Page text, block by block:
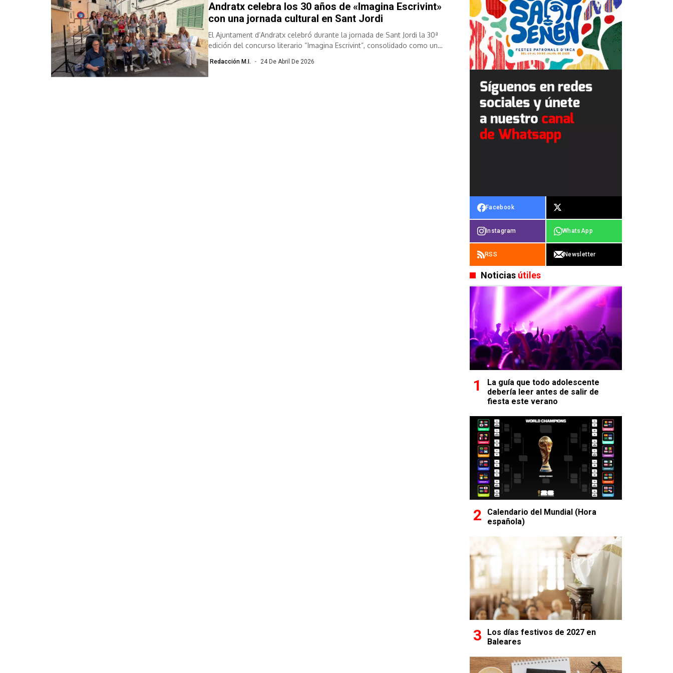
Andratx celebra los 30 años de «Imagina Escrivint»
con una jornada cultural en Sant Jordi
El Ajuntament d’Andratx celebró durante la jornada de Sant Jordi la 30ª
edición del concurso literario “Imagina Escrivint”, consolidado como una
Redacción M.I. 24 De Abril De 2026
Facebook
Instagram WhatsApp
RSS Newsletter
Noticias útiles
La guía que todo adolescente
debería leer antes de salir de
fiesta este verano
Calendario del Mundial (Hora
española)
Los días festivos de 2027 en
Baleares